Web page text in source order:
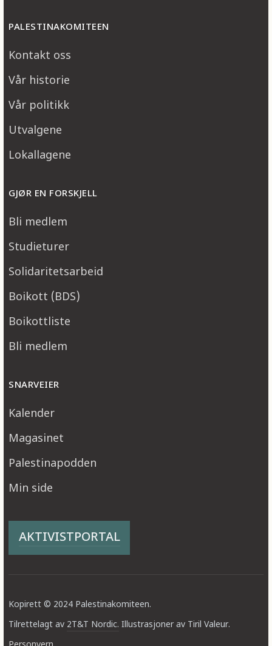
PALESTINAKOMITEEN
Kontakt oss
Vår historie
Vår politikk
Utvalgene
Lokallagene
GJØR EN FORSKJELL
Bli medlem
Studieturer
Solidaritetsarbeid
Boikott (BDS)
Boikottliste
Bli medlem
SNARVEIER
Kalender
Magasinet
Palestinapodden
Min side
AKTIVISTPORTAL
Kopirett © 2024 Palestinakomiteen.
Tilrettelagt av 2T&T Nordic. Illustrasjoner av Tiril Valeur.